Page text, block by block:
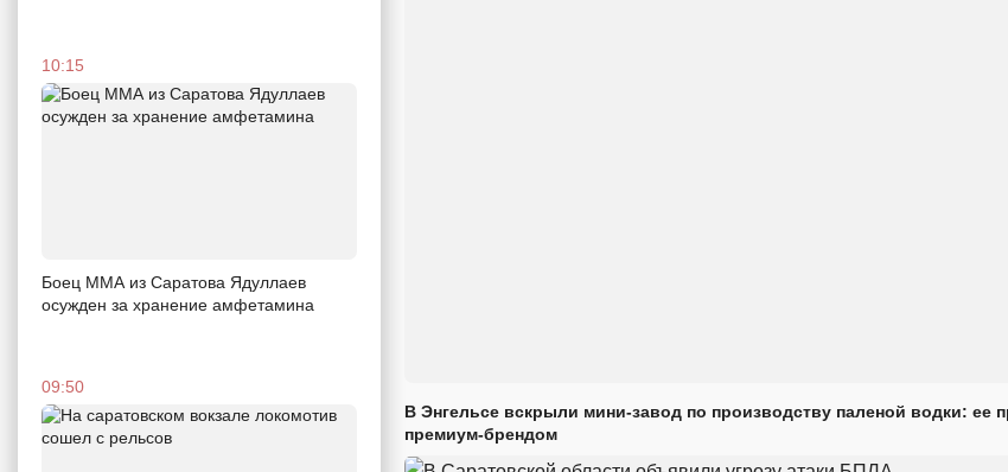
10:15
Боец ММА из Саратова Ядуллаев
осужден за хранение амфетамина
09:50
В Энгельсе вскрыли мини-завод по производству паленой водки: ее
премиум-брендом